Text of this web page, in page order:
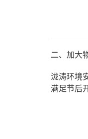
二、加大
泷涛环境
满足节后